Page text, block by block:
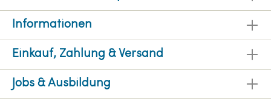
Informationen
Einkauf, Zahlung & Versand
Jobs & Ausbildung